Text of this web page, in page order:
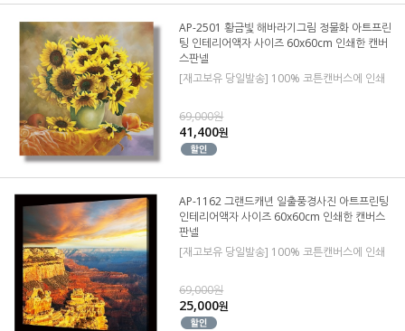
AP-2501 황금빛 해바라기그림 정물화 아트프린
팅 인테리어액자 사이즈 60x60cm 인쇄한 캔버
스판넬
[재고보유 당일발송] 100% 코튼캔버스에 인쇄
69,000원
41,400원
AP-1162 그랜드캐년 일출풍경사진 아트프린팅
인테리어액자 사이즈 60x60cm 인쇄한 캔버스
판넬
[재고보유 당일발송] 100% 코튼캔버스에 인쇄
69,000원
25,000원